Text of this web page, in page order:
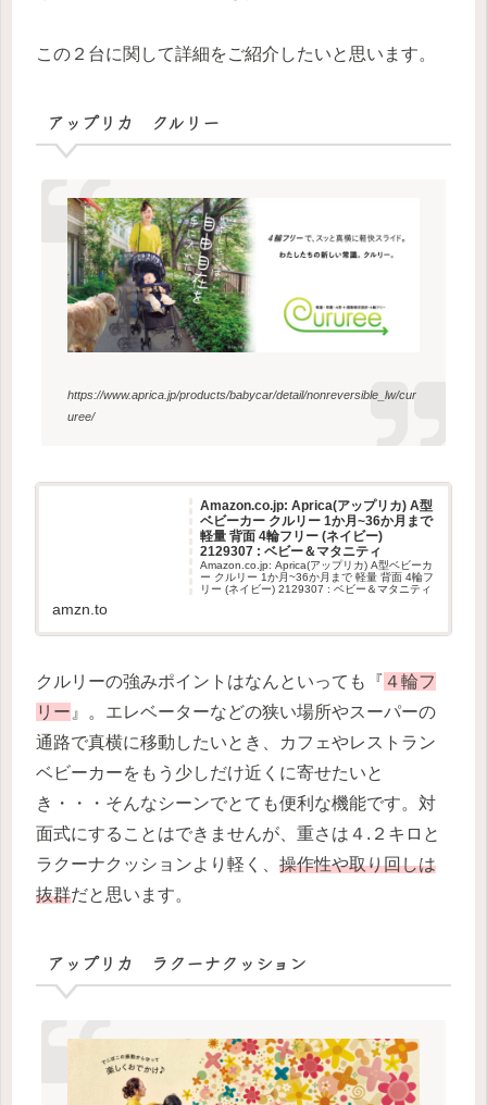
この２台に関して詳細をご紹介したいと思います。
アップリカ クルリー
https://www.aprica.jp/products/babycar/detail/nonreversible_lw/cur
uree/
Amazon.co.jp: Aprica(アップリカ) A型
ベビーカー クルリー 1か月~36か月まで
軽量 背面 4輪フリー (ネイビー)
2129307 : ベビー＆マタニティ
Amazon.co.jp: Aprica(アップリカ) A型ベビーカ
ー クルリー 1か月~36か月まで 軽量 背面 4輪フ
リー (ネイビー) 2129307 : ベビー＆マタニティ
amzn.to
クルリーの強みポイントはなんといっても『 ４輪フ
リー 』。エレベーターなどの狭い場所やスーパーの
通路で真横に移動したいとき、カフェやレストラン
ベビーカーをもう少しだけ近くに寄せたいと
き・・・そんなシーンでとても便利な機能です。対
面式にすることはできませんが、重さは４.２キロと
ラクーナクッションより軽く、 操作性や取り回しは
抜群だと思います。
アップリカ ラクーナクッション